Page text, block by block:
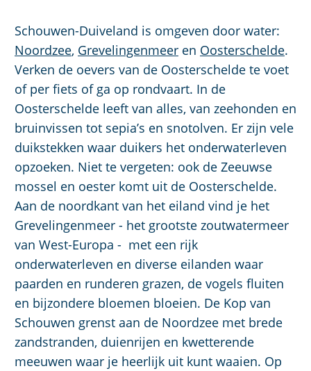
Schouwen-Duiveland is omgeven door water:
Noordzee, Grevelingenmeer en Oosterschelde.
Verken de oevers van de Oosterschelde te voet
of per fiets of ga op rondvaart. In de
Oosterschelde leeft van alles, van zeehonden en
bruinvissen tot sepia’s en snotolven. Er zijn vele
duikstekken waar duikers het onderwaterleven
opzoeken. Niet te vergeten: ook de Zeeuwse
mossel en oester komt uit de Oosterschelde.
Aan de noordkant van het eiland vind je het
Grevelingenmeer - het grootste zoutwatermeer
van West-Europa - met een rijk
onderwaterleven en diverse eilanden waar
paarden en runderen grazen, de vogels fluiten
en bijzondere bloemen bloeien. De Kop van
Schouwen grenst aan de Noordzee met brede
zandstranden, duienrijen en kwetterende
meeuwen waar je heerlijk uit kunt waaien. Op